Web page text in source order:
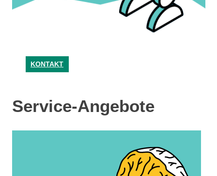
KONTAKT
Service-Angebote